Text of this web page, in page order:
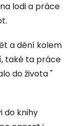
lodi a práce
a dění kolem
také ta práce
do života "
do knihy